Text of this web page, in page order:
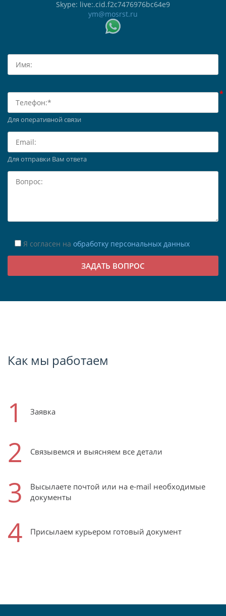
Skype: live:.cid.f2c7476976bc64e9
ym@mosrst.ru
Для оперативной связи
Для отправки Вам ответа
Я согласен на обработку персональных данных
Как мы работаем
1 Заявка
2 Связывемся и выясняем все детали
3
Высылаете почтой или на e-mail необходимые
документы
4 Присылаем курьером готовый документ